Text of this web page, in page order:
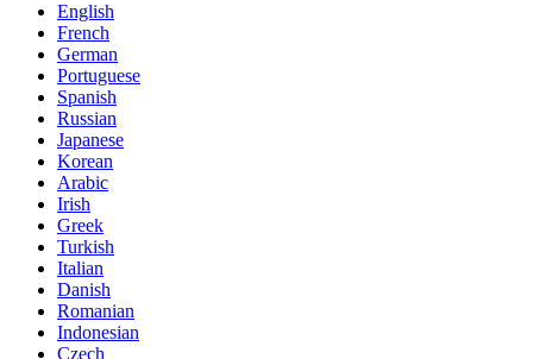
English
French
German
Portuguese
Spanish
Russian
Japanese
Korean
Arabic
Irish
Greek
Turkish
Italian
Danish
Romanian
Indonesian
Czech